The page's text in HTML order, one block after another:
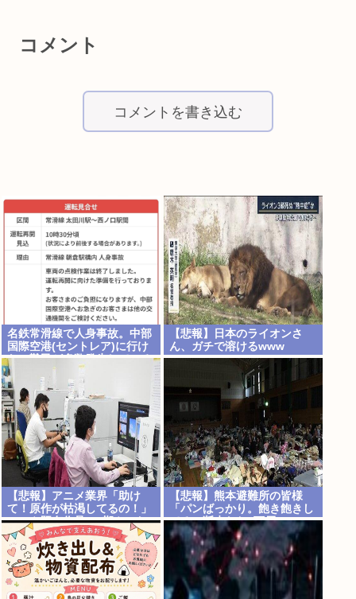
コメント
コメントを書き込む
名鉄常滑線で人身事故。中部
国際空港(セントレア)に行け
ない難民が多数発生している
模様
【悲報】日本のライオンさ
ん、ガチで溶けるwww
【悲報】アニメ業界「助け
て！原作が枯渇してるの！」
←いや既存作品の2期やった
ら良いよね？www
【悲報】熊本避難所の皆様
「パンばっかり。飽き飽きし
てる」断水なお3万戸
超・・・・・・・・・